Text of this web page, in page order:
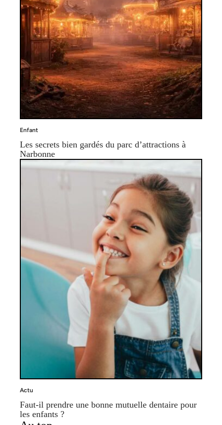
Enfant
Les secrets bien gardés du parc d’attractions à
Narbonne
Actu
Faut-il prendre une bonne mutuelle dentaire pour
les enfants ?